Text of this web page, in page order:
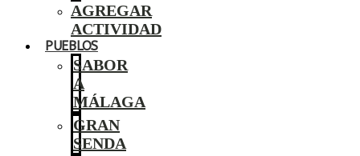
AGREGAR
ACTIVIDAD
PUEBLOS
SABOR
A
MÁLAGA
GRAN
SENDA